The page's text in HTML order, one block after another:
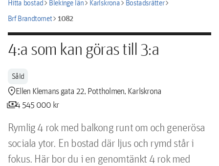
Hitta bostadchevron_rightBlekinge länchevron_rightKarlskronachevron_rightBostadsrätterchevron_right
Brf Brandtornetchevron_right1082
4:a som kan göras till 3:a
Såld
location_pinEllen Klemans gata 22, Pottholmen, Karlskrona
payments4 545 000 kr
Rymlig 4 rok med balkong runt om och generösa
sociala ytor. En bostad där ljus och rymd står i
fokus. Här bor du i en genomtänkt 4 rok med